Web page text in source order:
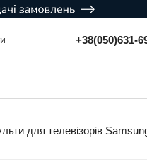
+38(050)631-
для телевізорів